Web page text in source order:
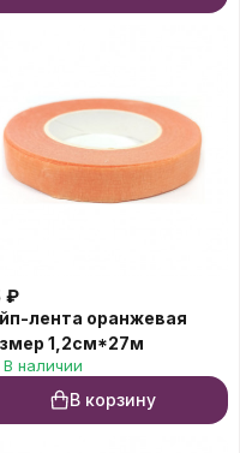
₽
лента оранжевая
1,2см*27м
В наличии
В корзину